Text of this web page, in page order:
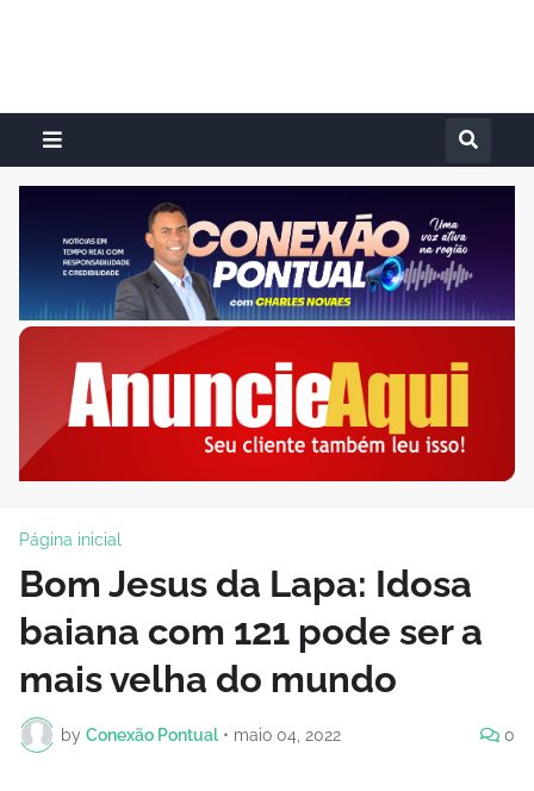
Página inicial
Bom Jesus da Lapa: Idosa
baiana com 121 pode ser a
mais velha do mundo
by Conexão Pontual • maio 04, 2022 0